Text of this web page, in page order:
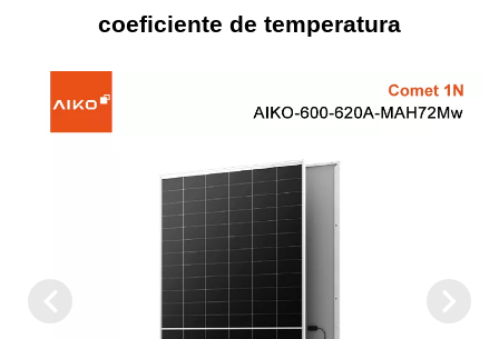
coeficiente de temperatura